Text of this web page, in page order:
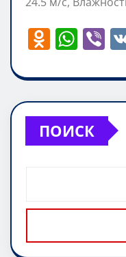
O
n
o
kl
a
ki
W
at
s
A
p
Vi
er
ПОИСК